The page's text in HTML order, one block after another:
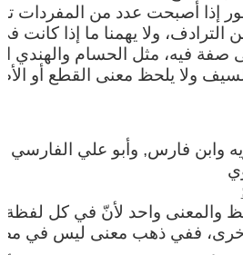
إذا أصبحت عدد من المفردات
ولا يهمنا ما إذا كانت
صفة فيه، مثل الحسام والهندي
ولا يلحظ معنى القطع أو
وابن فارس, وأبو علي الفارسي
والمعنى واحد لأنّ في كل لفظة
ففي ذهب معنى ليس في